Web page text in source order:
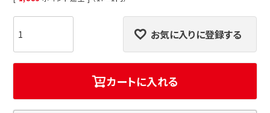
お気に入りに登録する
カートに入れる